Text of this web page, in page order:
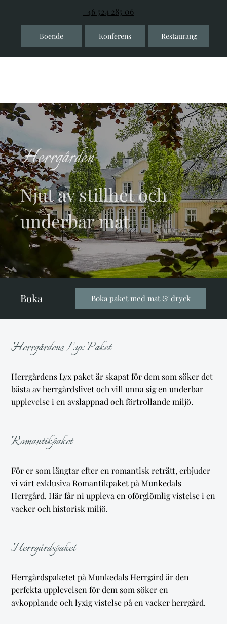
Herrgården
Njut av stillhet och
underbar mat
Boka Boka paket med mat & dryck
Herrgårdens Lyx Paket
Herrgårdens Lyx paket är skapat för dem som söker det
bästa av herrgårdslivet och vill unna sig en underbar
upplevelse i en avslappnad och förtrollande miljö.
Romantikpaket
För er som längtar efter en romantisk reträtt, erbjuder
vi vårt exklusiva Romantikpaket på Munkedals
Herrgård. Här får ni uppleva en oförglömlig vistelse i en
vacker och historisk miljö.
Herrgårdspaket
Herrgårdspaketet på Munkedals Herrgård är den
perfekta upplevelsen för dem som söker en
avkopplande och lyxig vistelse på en vacker herrgård.
+46 524 285 06
Boende Konferens Restaurang